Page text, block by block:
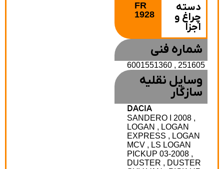
دسته
چراغ و
1928
شماره فنی
6001551360 , 251605
وسایل نقلیه
سازگار
DACIA
SANDERO I 2008 ,
LOGAN , LOGAN
EXPRESS , LOGAN
MCV , LS LOGAN
PICKUP 03-2008 ,
DUSTER , DUSTER